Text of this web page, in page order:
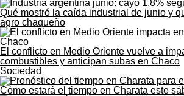
Qué mostró la caída industrial de junio y
agro chaqueño
El conflicto en Medio Oriente vuelve a
combustibles y anticipan subas en Chaco
Sociedad
Cómo estará el tiempo en Charata este